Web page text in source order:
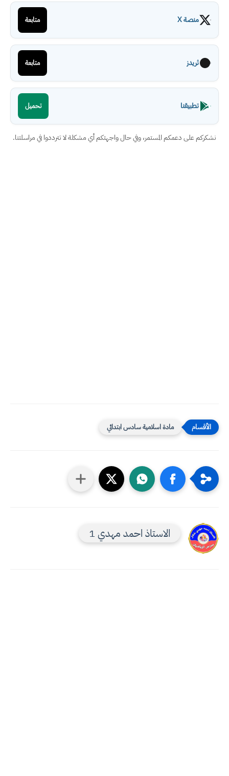
منصة X متابعة
ثريدز متابعة
تطبيقنا تحميل
نشكركم على دعمكم المستمر، وفي حال واجهتكم أي مشكلة لا تترددوا في مراسلتنا.
مادة اسلامية سادس ابتدائي
الاستاذ احمد مهدي 1